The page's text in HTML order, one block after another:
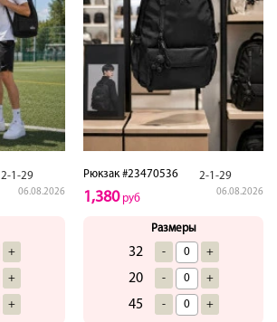
2-1-29
06.08.2026
+
+
+
Рюкзак #23470536 2-1-29
06.08.2026
1,380руб
Размеры
32 - +
20 - +
45 - +